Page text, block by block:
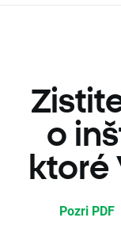
o
ktoré
Pozri PDF